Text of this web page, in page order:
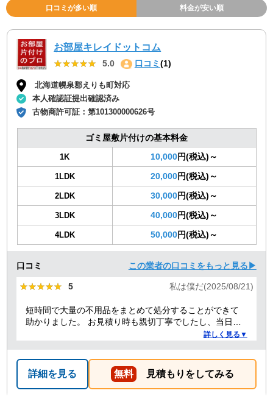
口コミが多い順 料金が安い順
お部屋キレイドットコム
★★★★★
★★★★★ 5.0 口コミ (1)
北海道幌泉郡えりも町対応
本人確認証提出確認済み
古物商許可証：第101300000626号
ゴミ屋敷片付けの基本料金
1K 10,000円(税込)～
1LDK 20,000円(税込)～
2LDK 30,000円(税込)～
3LDK 40,000円(税込)～
4LDK 50,000円(税込)～
口コミ この業者の口コミをもっと見る▶
★★★★★
★★★★★ 5 私は僕だ(2025/08/21)
短時間で大量の不用品をまとめて処分することができて
助かりました。 お見積り時も親切丁寧でしたし、当日作
業を担当してくれた方たちも礼儀正しく気持ちよく対応
詳しく見る▼
詳細を見る 無料 見積もりをしてみる